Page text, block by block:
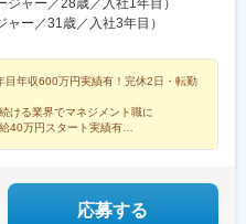
■関西／滋賀、京都、大阪、兵庫、
、広島、山口、徳島、香川、愛
望の方優遇】：サポート制度も
住まいに関わらずご希望をお知ら
』あり（規定有）：下記勤務地
ご相談ください！※【北海道】【東
【三重県】【滋賀県】【沖縄県】
規定有）・U・Iターン転勤希望者
）★江戸川・川崎・湘南・川越・香
ー／31歳／入社3年目）
目年収600万円実績有！完休2日・転勤
ける業界でマネジメント職に
40万円スタート実績有
応募する